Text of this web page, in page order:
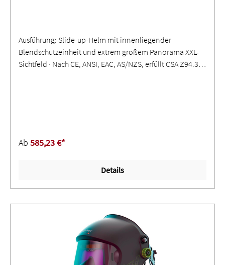
Ausführung: Slide-up-Helm mit innenliegender
Blendschutzeinheit und extrem großem Panorama XXL-
Sichtfeld ∙ Nach CE, ANSI, EAC, AS/NZS, erfüllt CSA Z94.3
Emfindlichkeit ∙ wiederaufladbare Akkueinheit mit
Aufladung über den Schweißlichtbogen und 5-Punkt
Ab 585,23 €*
Details